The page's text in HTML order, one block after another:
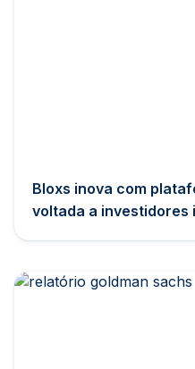
Bloxs inova com
voltada a investidores